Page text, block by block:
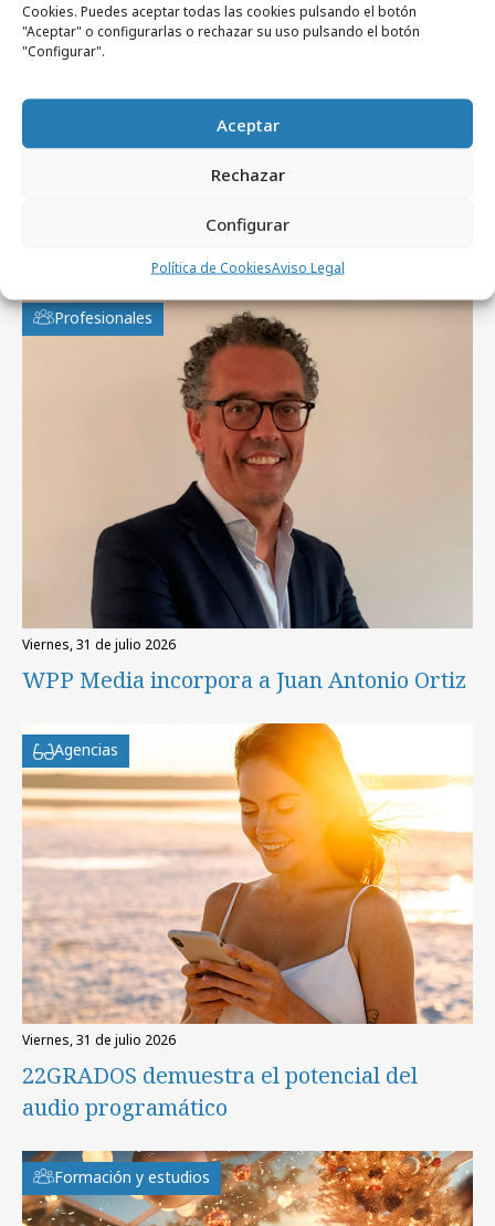
Cookies. Puedes aceptar todas las cookies pulsando el botón
"Aceptar" o configurarlas o rechazar su uso pulsando el botón
"Configurar".
Aceptar
Rechazar
Configurar
Política de CookiesAviso Legal
miércoles, 27 de mayo 2026
Ogilvy Spain firma la campaña "Las
Artículos recientes
Profesionales
viernes, 31 de julio 2026
WPP Media incorpora a Juan Antonio Ortiz
Agencias
viernes, 31 de julio 2026
22GRADOS demuestra el potencial del
audio programático
Formación y estudios